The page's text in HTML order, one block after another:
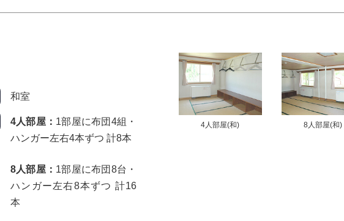
和室
4人部屋： 1部屋に布団4組・
ハンガー左右4本ずつ 計8本
8人部屋： 1部屋に布団8台・
ハンガー左右8本ずつ 計16
本
4人部屋(和) 8人部屋(和)